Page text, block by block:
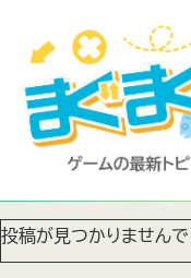
投稿が見つかりませんで